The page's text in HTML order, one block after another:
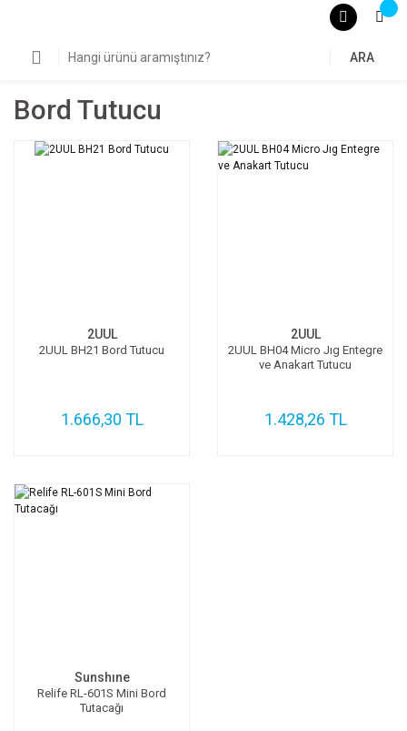
ARA
Bord Tutucu
2UUL
2UUL BH21 Bord Tutucu
1.666,30 TL
2UUL
2UUL BH04 Micro Jıg Entegre
ve Anakart Tutucu
1.428,26 TL
Sunshıne
Relife RL-601S Mini Bord
Tutacağı